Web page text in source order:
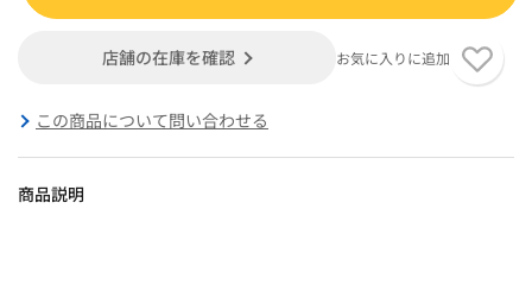
店舗の在庫を確認 お気に入りに追加
この商品について問い合わせる
商品説明